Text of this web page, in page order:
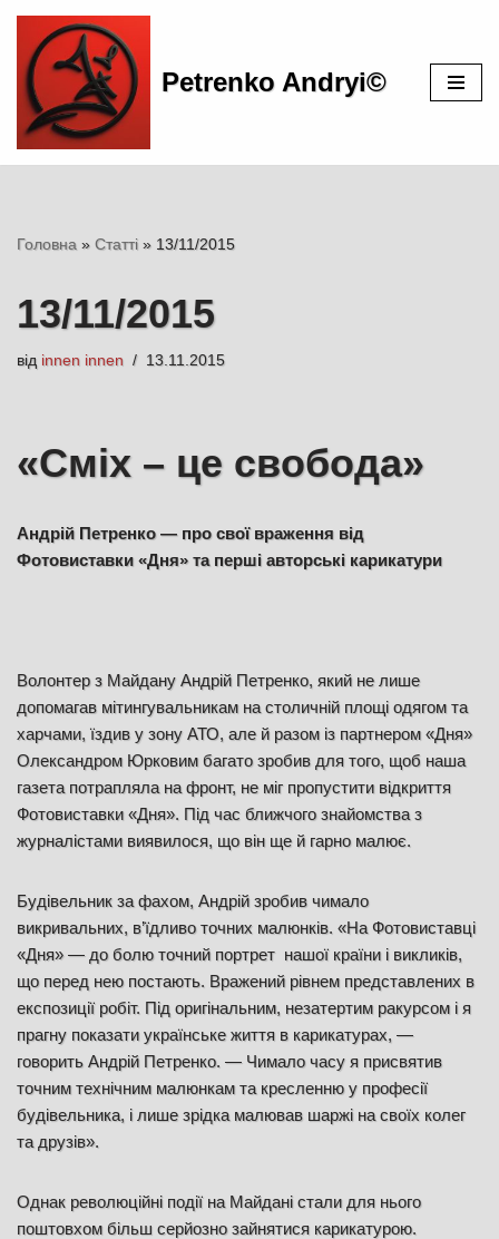
Перейти
до
вмісту
Petrenko Andryi©
Головна » Статті » 13/11/2015
13/11/2015
від innen innen 13.11.2015
«Сміх – це свобода»
Андрій Петренко — про свої враження від
Фотовиставки «Дня» та перші авторські карикатури
Волонтер з Майдану Андрій Петренко, який не лише
допомагав мітингувальникам на столичній площі одягом та
харчами, їздив у зону АТО, але й разом із партнером «Дня»
Олександром Юрковим багато зробив для того, щоб наша
газета потрапляла на фронт, не міг пропустити відкриття
Фотовиставки «Дня». Під час ближчого знайомства з
журналістами виявилося, що він ще й гарно малює.
Будівельник за фахом, Андрій зробив чимало
викривальних, в’їдливо точних малюнків. «На Фотовиставці
«Дня» — до болю точний портрет нашої країни і викликів,
що перед нею постають. Вражений рівнем представлених в
експозиції робіт. Під оригінальним, незатертим ракурсом і я
прагну показати українське життя в карикатурах, —
говорить Андрій Петренко. — Чимало часу я присвятив
точним технічним малюнкам та кресленню у професії
будівельника, і лише зрідка малював шаржі на своїх колег
та друзів».
Однак революційні події на Майдані стали для нього
поштовхом більш серйозно зайнятися карикатурою.